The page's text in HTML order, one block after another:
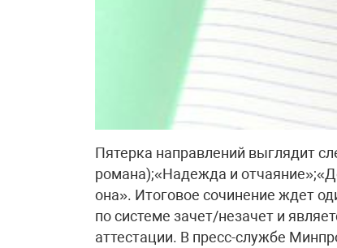
Пятерка направлений выглядит
романа);«Надежда и
она». Итоговое сочинение ждет
по системе зачет/незачет и
аттестации. В пресс-службе